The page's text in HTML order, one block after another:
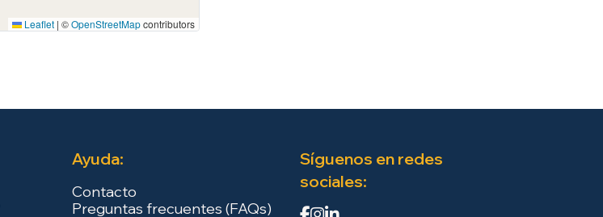
Leaflet | ©OpenStreetMapcontributors
Ayuda:
Contacto
Preguntas frecuentes (FAQs)
Síguenos en redes
sociales: